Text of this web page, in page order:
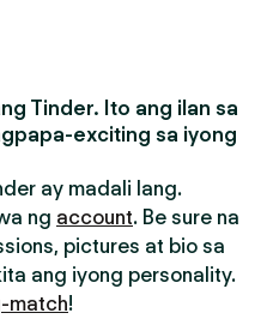
Tinder. Ito ang ilan sa
exciting sa iyong
ay madali lang.
ng account. Be sure na
pictures at bio sa
ang iyong personality.
match!